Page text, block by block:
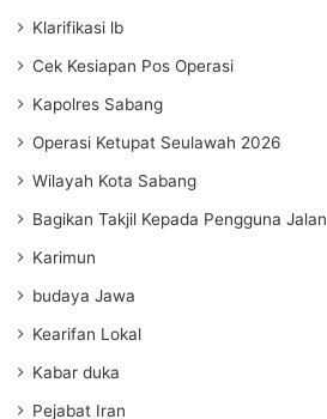
Klarifikasi lb
Cek Kesiapan Pos Operasi
Kapolres Sabang
Operasi Ketupat Seulawah 2026
Wilayah Kota Sabang
Bagikan Takjil Kepada Pengguna Jalan
Karimun
budaya Jawa
Kearifan Lokal
Kabar duka
Pejabat Iran